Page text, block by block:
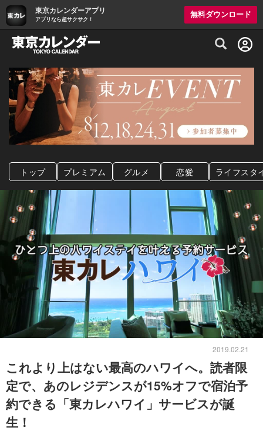
東京カレンダーアプリ
アプリなら超サクサク！
無料ダウンロード
グルメ情報・プレミアムレストラン予約
トップ プレミアム グルメ 恋愛 ライフスタ
2019.02.21
これより上はない最高のハワイへ。読者限
定で、あのレジデンスが15%オフで宿泊予
約できる「東カレハワイ」サービスが誕
生！